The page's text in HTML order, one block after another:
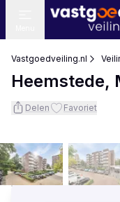
Vastgoedveiling.nl
Heemstede,
Delen Favoriet